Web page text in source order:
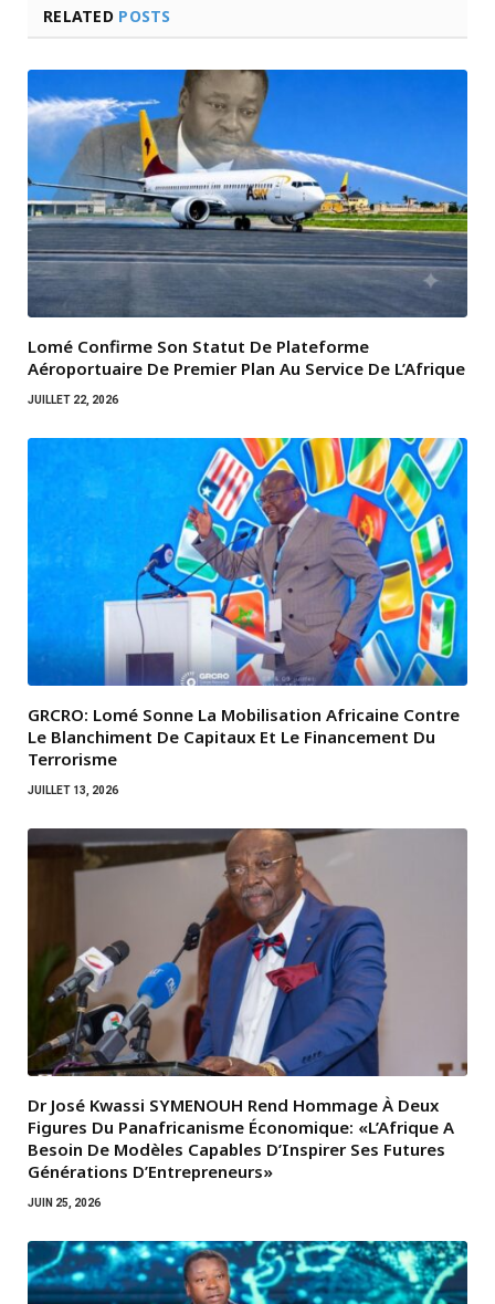
RELATED POSTS
Lomé Confirme Son Statut De Plateforme
Aéroportuaire De Premier Plan Au Service De L’Afrique
JUILLET 22, 2026
GRCRO: Lomé Sonne La Mobilisation Africaine Contre
Le Blanchiment De Capitaux Et Le Financement Du
Terrorisme
JUILLET 13, 2026
Dr José Kwassi SYMENOUH Rend Hommage À Deux
Figures Du Panafricanisme Économique: «L’Afrique A
Besoin De Modèles Capables D’Inspirer Ses Futures
Générations D’Entrepreneurs»
JUIN 25, 2026